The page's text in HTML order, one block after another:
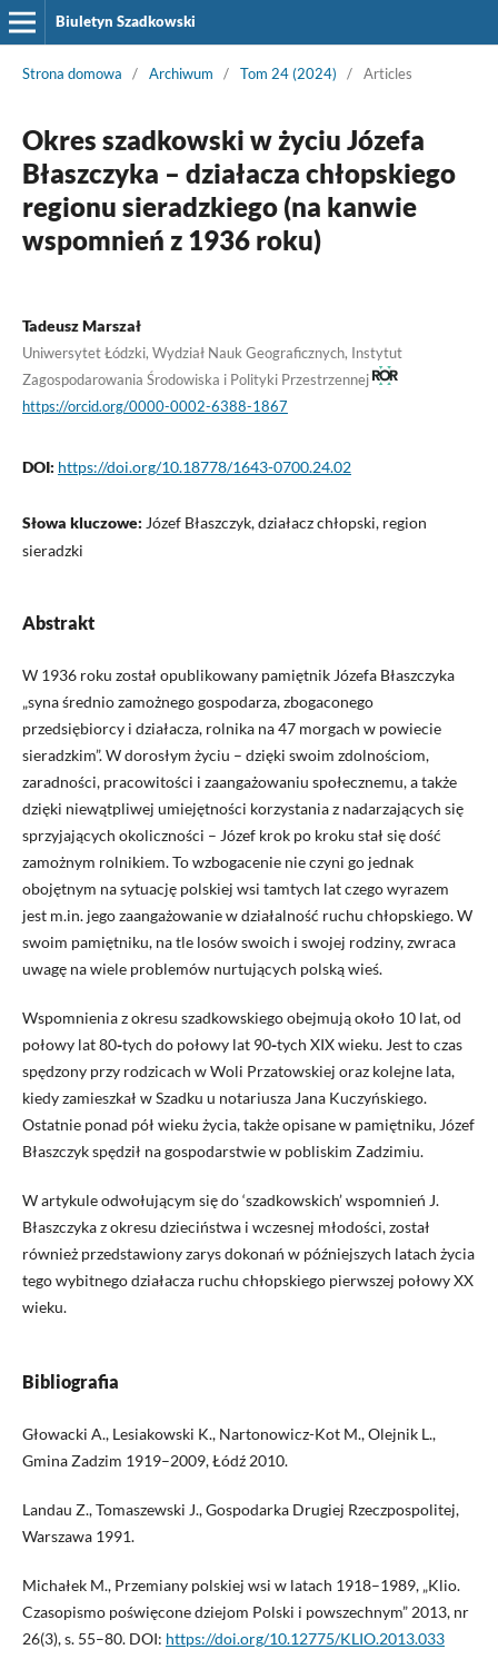
Biuletyn Szadkowski
Strona domowa / Archiwum / Tom 24 (2024) / Articles
Okres szadkowski w życiu Józefa
Błaszczyka – działacza chłopskiego
regionu sieradzkiego (na kanwie
wspomnień z 1936 roku)
Tadeusz Marszał
Uniwersytet Łódzki, Wydział Nauk Geograficznych, Instytut
Zagospodarowania Środowiska i Polityki Przestrzennej
https://orcid.org/0000-0002-6388-1867
DOI: https://doi.org/10.18778/1643-0700.24.02
Słowa kluczowe: Józef Błaszczyk, działacz chłopski, region
sieradzki
Abstrakt
W 1936 roku został opublikowany pamiętnik Józefa Błaszczyka
„syna średnio zamożnego gospodarza, zbogaconego
przedsiębiorcy i działacza, rolnika na 47 morgach w powiecie
sieradzkim”. W dorosłym życiu – dzięki swoim zdolnościom,
zaradności, pracowitości i zaangażowaniu społecznemu, a także
dzięki niewątpliwej umiejętności korzystania z nadarzających się
sprzyjających okoliczności – Józef krok po kroku stał się dość
zamożnym rolnikiem. To wzbogacenie nie czyni go jednak
obojętnym na sytuację polskiej wsi tamtych lat czego wyrazem
jest m.in. jego zaangażowanie w działalność ruchu chłopskiego. W
swoim pamiętniku, na tle losów swoich i swojej rodziny, zwraca
uwagę na wiele problemów nurtujących polską wieś.
Wspomnienia z okresu szadkowskiego obejmują około 10 lat, od
połowy lat 80-tych do połowy lat 90-tych XIX wieku. Jest to czas
spędzony przy rodzicach w Woli Przatowskiej oraz kolejne lata,
kiedy zamieszkał w Szadku u notariusza Jana Kuczyńskiego.
Ostatnie ponad pół wieku życia, także opisane w pamiętniku, Józef
Błaszczyk spędził na gospodarstwie w pobliskim Zadzimiu.
W artykule odwołującym się do ‘szadkowskich’ wspomnień J.
Błaszczyka z okresu dzieciństwa i wczesnej młodości, został
również przedstawiony zarys dokonań w późniejszych latach życia
tego wybitnego działacza ruchu chłopskiego pierwszej połowy XX
wieku.
Bibliografia
Głowacki A., Lesiakowski K., Nartonowicz-Kot M., Olejnik L.,
Gmina Zadzim 1919–2009, Łódź 2010.
Landau Z., Tomaszewski J., Gospodarka Drugiej Rzeczpospolitej,
Warszawa 1991.
Michałek M., Przemiany polskiej wsi w latach 1918–1989, „Klio.
Czasopismo poświęcone dziejom Polski i powszechnym” 2013, nr
26(3), s. 55–80. DOI: https://doi.org/10.12775/KLIO.2013.033